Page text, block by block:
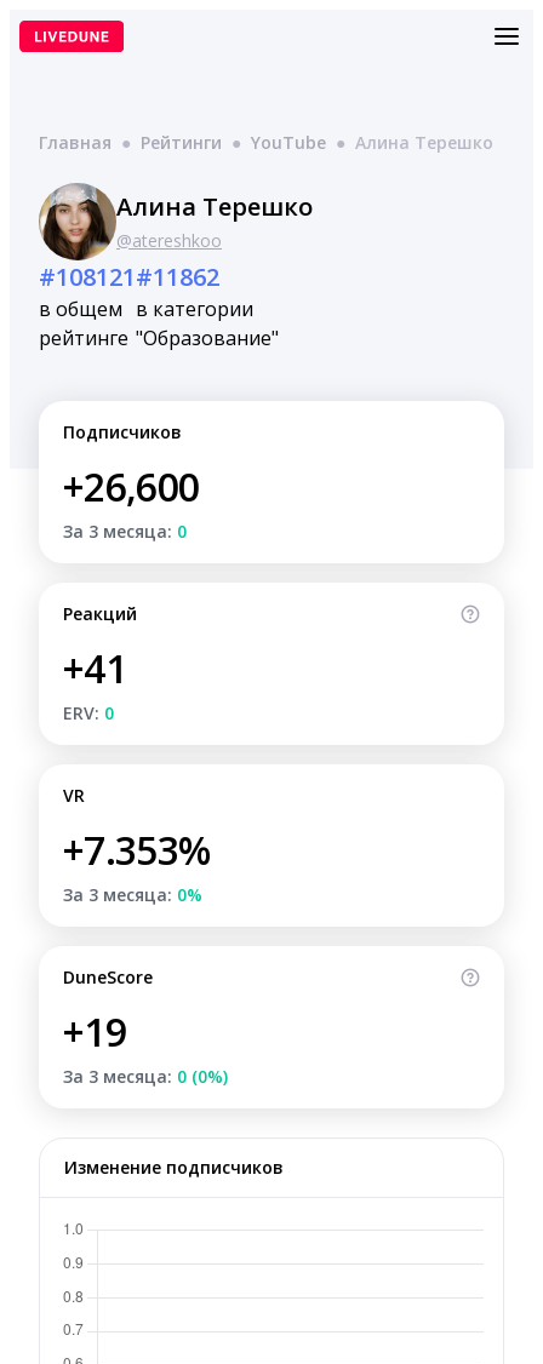
Перейти
Главная ● Рейтинги ● YouTube ● Aлина Терешко
Aлина Терешко
@atereshkoo
#108121
в общем
рейтинге
#11862
в категории
"Образование"
Подписчиков
+26,600
За 3 месяца: 0
Реакций
+41
ERV: 0
VR
+7.353%
За 3 месяца: 0%
DuneScore
+19
За 3 месяца: 0 (0%)
Изменение подписчиков